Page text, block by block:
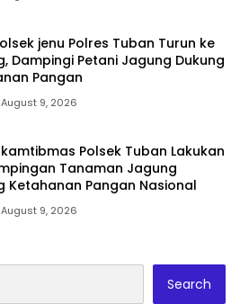
jenu Polres Tuban Turun ke
Dampingi Petani Jagung Dukung
Pangan
August 9, 2026
Polsek Tuban Lakukan
Tanaman Jagung
Ketahanan Pangan Nasional
August 9, 2026
Search